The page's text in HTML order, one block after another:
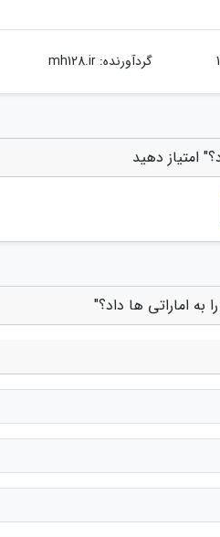
گردآورنده:mh128.ir
امتیاز دهید
به اماراتی ها داد؟"